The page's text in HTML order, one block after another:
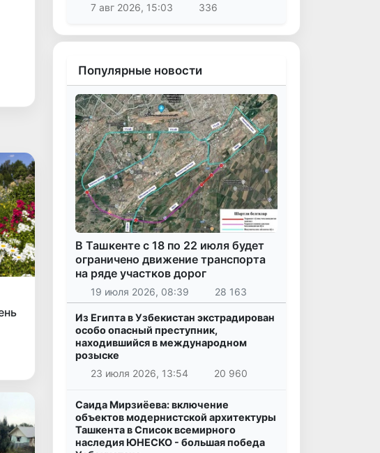
7 авг 2026, 15:03
336
Популярные новости
В Ташкенте с 18 по 22 июля будет
ограничено движение транспорта
на ряде участков дорог
19 июля 2026, 08:39 28 163
Из Египта в Узбекистан экстрадирован
особо опасный преступник,
находившийся в международном
розыске
23 июля 2026, 13:54
20 960
Саида Мирзиёева: включение
объектов модернистской архитектуры
Ташкента в Список всемирного
наследия ЮНЕСКО - большая победа